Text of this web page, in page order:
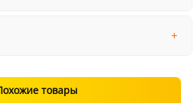
товары